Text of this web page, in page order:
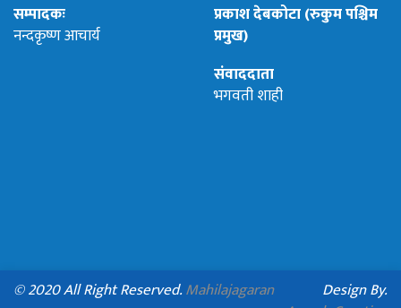
सम्पादकः
नन्दकृष्ण आचार्य
प्रकाश देबकोटा (रुकुम पश्चिम
प्रमुख)
संवाददाता
भगवती शाही
© 2020 All Right Reserved.Mahilajagaran
Design By.